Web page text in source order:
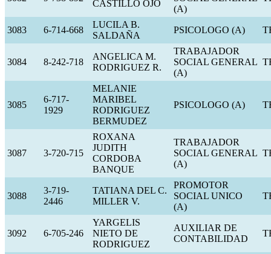
CASTILLO OJO
(A)
3083 6-714-668
LUCILA B.
SALDAÑA
PSICOLOGO (A)
3084 8-242-718
ANGELICA M.
RODRIGUEZ R.
TRABAJADOR
SOCIAL GENERAL
(A)
3085
6-717-
1929
MELANIE
MARIBEL
RODRIGUEZ
BERMUDEZ
PSICOLOGO (A)
3087 3-720-715
ROXANA
JUDITH
CORDOBA
BANQUE
TRABAJADOR
SOCIAL GENERAL
(A)
3088
3-719-
2446
TATIANA DEL C.
MILLER V.
PROMOTOR
SOCIAL UNICO
(A)
3092 6-705-246
YARGELIS
NIETO DE
RODRIGUEZ
AUXILIAR DE
CONTABILIDAD